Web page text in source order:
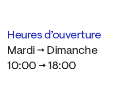
Heures d’ouverture
Mardi → Dimanche
10:00 → 18:00